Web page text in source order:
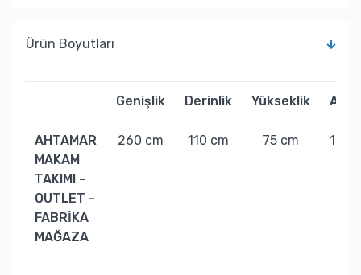
Ürün Boyutları
Genişlik Derinlik Yükseklik
AHTAMAR
MAKAM
TAKIMI -
OUTLET -
FABRİKA
MAĞAZA
260 cm 110 cm 75 cm 100